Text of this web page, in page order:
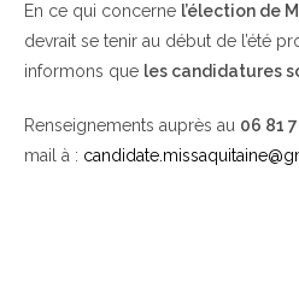
En ce qui concerne l’élection de
devrait se tenir au début de l’été
informons que les candidatures
Renseignements auprès au 06 81
mail à :